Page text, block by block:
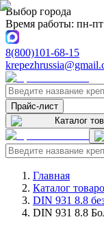
Выбор города
Время работы: пн-
8(800)101-68-15
Прайс-лист
Каталог
Главная
Каталог
DIN 931 8.8
DIN 931 8.8